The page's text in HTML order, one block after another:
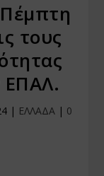
τους
ΕΠΑΛ.
| ΕΛΛΑΔΑ| 0